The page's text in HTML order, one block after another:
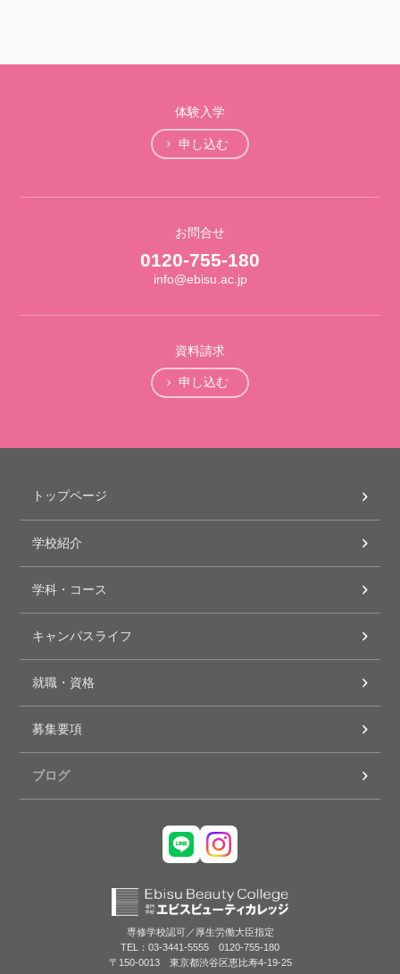
体験入学
申し込む
お問合せ
0120-755-180
info@ebisu.ac.jp
資料請求
申し込む
トップページ
学校紹介
学科・コース
キャンパスライフ
就職・資格
募集要項
ブログ
専修学校認可／厚生労働大臣指定
TEL：03-3441-5555 0120-755-180
〒150-0013 東京都渋谷区恵比寿4-19-25